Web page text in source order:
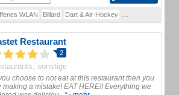
WLAN Billard Dart & Air-Hockey
Restaurant
2
sonstige
choose to not eat at this restaurant then you
making a mistake! EAT HERE!! Everything we